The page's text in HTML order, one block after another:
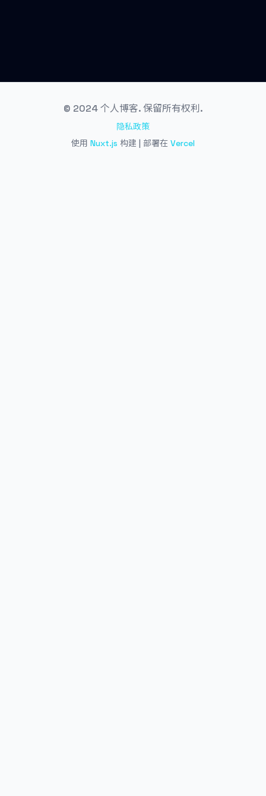
© 2024 个人博客. 保留所有权利.
隐私政策
使用 Nuxt.js 构建 | 部署在 Vercel